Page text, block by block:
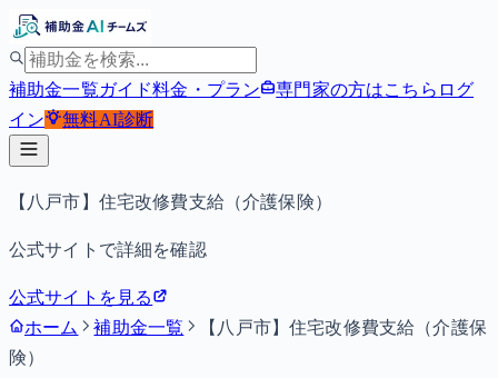
補助金一覧ガイド料金・プラン 専門家の方はこちら ログ
イン
無料AI診断
【八戸市】住宅改修費支給（介護保険）
公式サイトで詳細を確認
公式サイトを見る
ホーム
補助金一覧
【八戸市】住宅改修費支給（介護保
険）